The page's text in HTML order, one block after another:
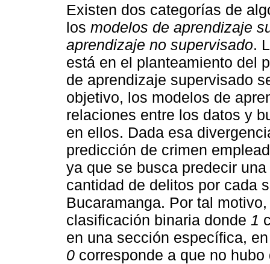
Existen dos categorías de
los modelos de aprendizaje
aprendizaje no supervisado.
está en el planteamiento del
de aprendizaje supervisado
objetivo, los modelos de
relaciones entre los datos y
en ellos. Dada esa
predicción de crimen
ya que se busca predecir
cantidad de delitos por cada
Bucaramanga. Por tal
clasificación binaria donde 1
en una sección específica,
0 corresponde a que no hubo